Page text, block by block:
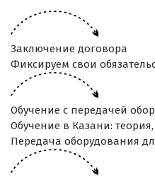
Заключение договора
Фиксируем свои
Обучение с передачей
Обучение в Казани:
Передача оборудования